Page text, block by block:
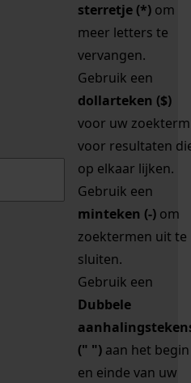
sterretje (*) om
meer letters te
vervangen.
Gebruik een
dollarteken ($)
voor uw zoekterm
voor resultaten
op elkaar lijken.
Gebruik een
minteken (-) om
zoektermen uit te
sluiten.
Gebruik een
Dubbele
(" ") aan het begin
en einde van uw